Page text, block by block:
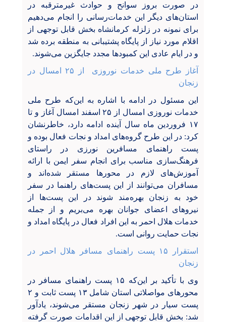
در صورت بروز سوانح و حوادث غیرمترقبه در
استان‌های دیگر این خدمات‌رسانی را انجام می‌دهیم
برای نمونه در زلزله کرمانشاه بخش قابل توجهی از
اقلام مورد نیاز از پایگاه پشتیبانی به منطقه برده شد
و در ایام عادی این کمبودها مجدد جایگزین می‌شوند.
آغاز طرح ملی خدمات نوروزی از ۲۵ امسال در
زنجان
این مسئول در ادامه با اشاره به این‌که طرح ملی
خدمات نوروزی امسال از ۲۵ اسفند امسال آغاز و تا
۱۷ فروردین ماه سال آینده ادامه دارد، خاطرنشان
کرد:در این طرح گروه‌های امداد و نجات فعال بوده و
پست راهنمای مسافرین نورزی در راستای
فرهنگ‌سازی مناسب برای انجام سفر ایمن با ارائه
آموزش‌های لازم در محورها مستقر شده‌اند و
مسافران می‌توانند از این پست‌های راهنما در سفر
خود به زنجان بهره‌مند شوند در این پست‌ها از
نیروهای اعضای جوانان بهره می‌بریم و از جمله
خدمات هلال احمر به این افراد فعال در پایگاه امداد و
نجات حمایت روانی است.
استقرار ۱۵ پست راهنمای مسافر هلال احمر در
زنجان
وی با تأکید بر این‌که ۱۵
پست راهنمای مسافر در
محورهای مواصلاتی استان شامل۱۳ پست ثابت و ۲
پست سیار در شهر زنجان مستقر می‌شوند، یادآور
شد: بخش قابل توجهی از این اقدامات صورت گرفته